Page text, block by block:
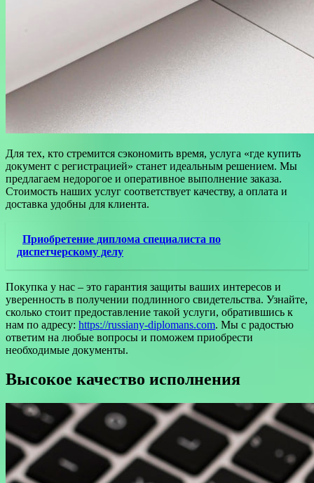
Для тех, кто стремится сэкономить время, услуга «где купить
документ с регистрацией» станет идеальным решением. Мы
предлагаем недорогое и оперативное выполнение заказа.
Стоимость наших услуг соответствует качеству, а оплата и
доставка удобны для клиента.
Приобретение диплома специалиста по
диспетчерскому делу
Покупка у нас – это гарантия защиты ваших интересов и
уверенность в получении подлинного свидетельства. Узнайте,
сколько стоит предоставление такой услуги, обратившись к
нам по адресу: https://russiany-diplomans.com. Мы с радостью
ответим на любые вопросы и поможем приобрести
необходимые документы.
Высокое качество исполнения